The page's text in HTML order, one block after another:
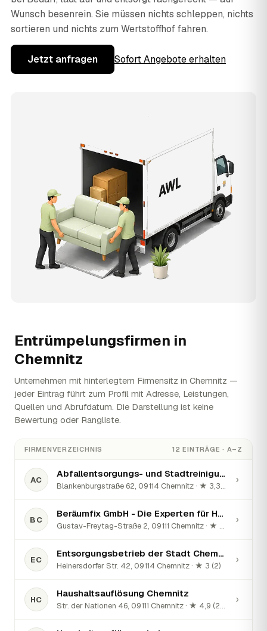
Wunsch besenrein. Sie müssen nichts schleppen, nichts
sortieren und nichts zum Wertstoffhof fahren.
Jetzt anfragen Sofort Angebote erhalten
Entrümpelungsfirmen in
Chemnitz
Unternehmen mit hinterlegtem Firmensitz in Chemnitz —
jeder Eintrag führt zum Profil mit Adresse, Leistungen,
Quellen und Abrufdatum. Die Darstellung ist keine
Bewertung oder Rangliste.
FIRMENVERZEICHNIS 12 EINTRÄGE · A–Z
AC
Abfallentsorgungs- und Stadtreinigungsbetrieb der Stadt Chemnitz
Blankenburgstraße 62, 09114 Chemnitz · ★ 3,3 (134)
›
BC
Beräumfix GmbH - Die Experten für Haushaltsauflösung in Chemnitz
Gustav-Freytag-Straße 2, 09111 Chemnitz · ★ 4,9 (7)
›
EC
Entsorgungsbetrieb der Stadt Chemnitz
Heinersdorfer Str. 42, 09114 Chemnitz · ★ 3 (2)
›
HC
Haushaltsauflösung Chemnitz
Str. der Nationen 46, 09111 Chemnitz · ★ 4,9 (28)
›